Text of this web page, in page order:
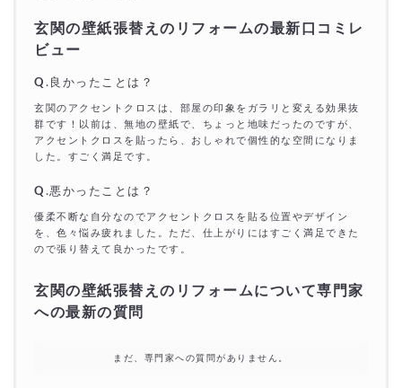
玄関の壁紙張替えのリフォームの最新口コミレ
ビュー
Q .良かったことは？
玄関のアクセントクロスは、部屋の印象をガラリと変える効果抜
群です！以前は、無地の壁紙で、ちょっと地味だったのですが、
アクセントクロスを貼ったら、おしゃれで個性的な空間になりま
した。すごく満足です。
Q .悪かったことは？
優柔不断な自分なのでアクセントクロスを貼る位置やデザイン
を、色々悩み疲れました。ただ、仕上がりにはすごく満足できた
ので張り替えて良かったです。
玄関の壁紙張替えのリフォームについて専門家
への最新の質問
まだ、専門家への質問がありません。